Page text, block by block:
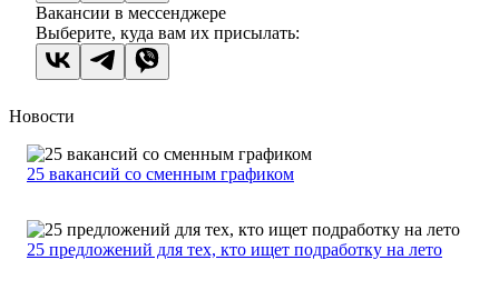
Вакансии в мессенджере
Выберите, куда вам их присылать:
Новости
25 вакансий со сменным графиком
25 предложений для тех, кто ищет подработку на лето